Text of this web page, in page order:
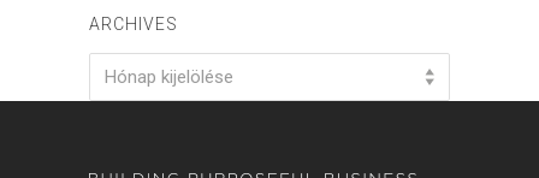
ARCHIVES
Hónap kijelölése